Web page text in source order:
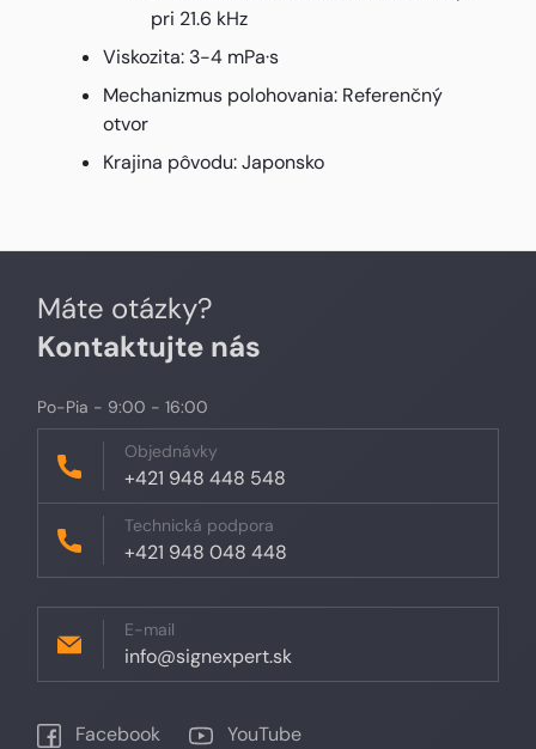
pri 21.6 kHz
Viskozita: 3-4 mPa·s
Mechanizmus polohovania: Referenčný
otvor
Krajina pôvodu: Japonsko
Máte otázky?
Kontaktujte nás
Po-Pia - 9:00 - 16:00
Objednávky
+421 948 448 548
Technická podpora
+421 948 048 448
E-mail
info@signexpert.sk
Facebook YouTube